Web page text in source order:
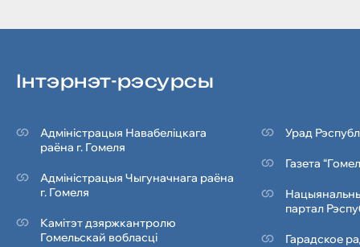
Iнтэрнэт-рэсурсы
Адміністрацыя Навабеліцкага
раёна г. Гомеля
Адміністрацыя Чыгуначнага раёна
г. Гомеля
Камітэт дзяржкантролю
Гомельскай вобласці
Урад
Газета
партал
Гарадское